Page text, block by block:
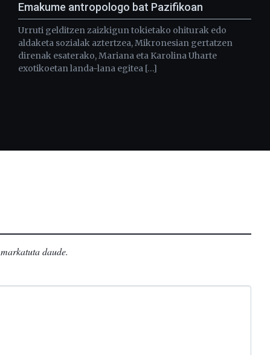
Emakume antropologo bat Pazifikoan
Urruti gelditzen zaizkigun tokietako ohiturak edo
aldaketa sozialak aztertzea, Mikronesian gertatzen
direnak esaterako, Mariana eta Karolina Uharte
exotikoetan landa-lana egitea […]
markatuta daude.